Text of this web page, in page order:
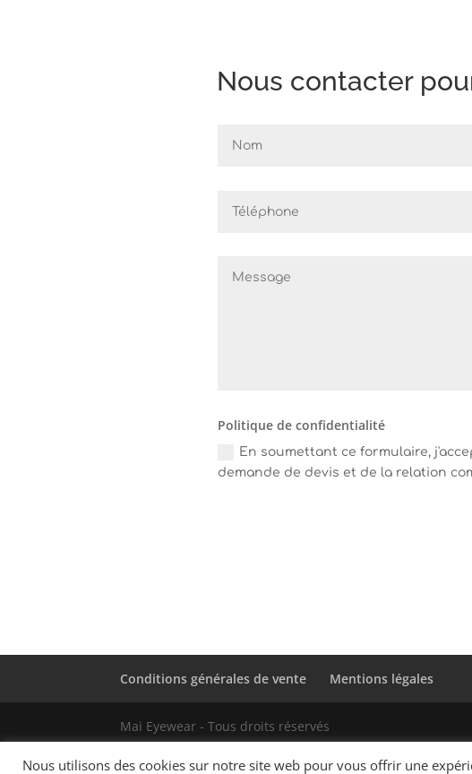
Nous contacter
Politique de confidentialité
En soumettant ce formulaire,
demande de devis et de la relation
Conditions générales de vente Mentions légales
Mai Eyewear - Tous droits réservés
Nous utilisons des cookies sur notre site web pour vous offrir une